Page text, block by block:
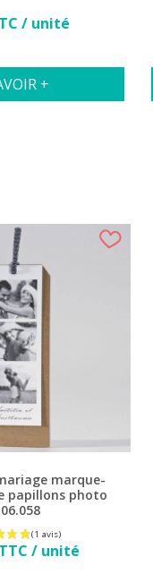
Prix/ unité
+
marque-
papillons photo
Prix/ unité